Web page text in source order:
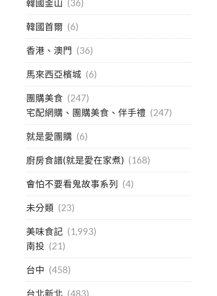
韓國釜山 (36)
韓國首爾 (6)
香港、澳門 (36)
馬來西亞檳城 (6)
團購美食 (247)
宅配網購、團購美食、伴手禮 (247)
就是愛團購 (6)
廚房食譜(就是愛在家煮) (168)
會怕不要看鬼故事系列 (4)
未分類 (23)
美味食記 (1,993)
南投 (21)
台中 (458)
台北新北 (483)